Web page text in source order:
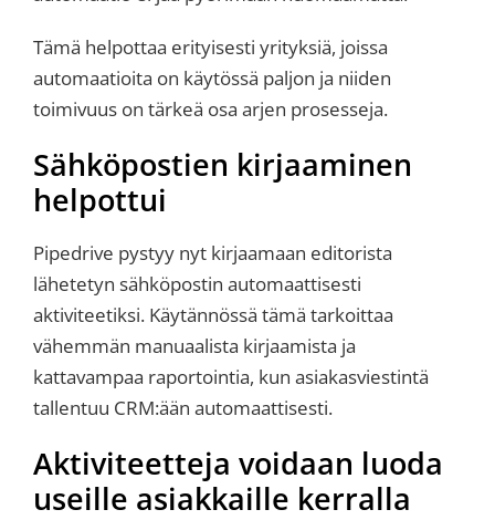
Tämä helpottaa erityisesti yrityksiä, joissa
automaatioita on käytössä paljon ja niiden
toimivuus on tärkeä osa arjen prosesseja.
Sähköpostien kirjaaminen
helpottui
Pipedrive pystyy nyt kirjaamaan editorista
lähetetyn sähköpostin automaattisesti
aktiviteetiksi. Käytännössä tämä tarkoittaa
vähemmän manuaalista kirjaamista ja
kattavampaa raportointia, kun asiakasviestintä
tallentuu CRM:ään automaattisesti.
Aktiviteetteja voidaan luoda
useille asiakkaille kerralla